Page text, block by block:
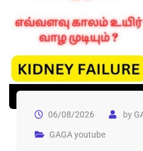
06/08/2026 by
GAGA youtube